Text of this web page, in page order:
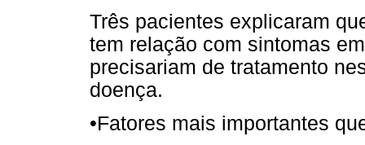
Três pacientes explicaram
tem relação com sintomas
precisariam de tratamento
doença.
•Fatores mais importantes